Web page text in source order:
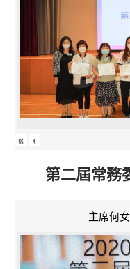
« ‹
第二屆常
主席何